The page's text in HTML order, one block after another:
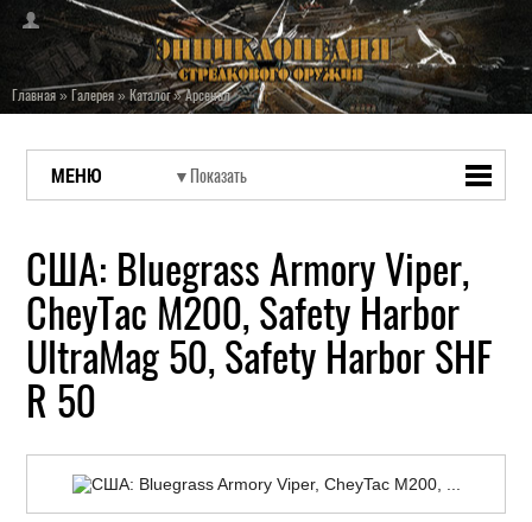
Главная»Галерея»Каталог»Арсенал
МЕНЮ
США: Bluegrass Armory Viper,
CheyTac M200, Safety Harbor
UltraMag 50, Safety Harbor SHF
R 50